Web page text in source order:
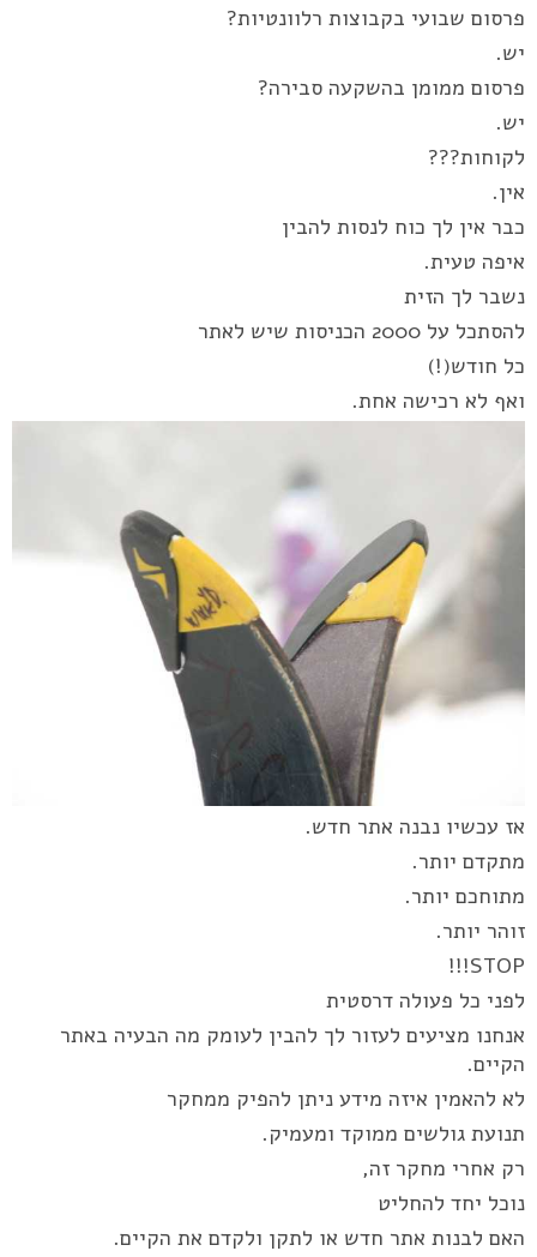
פרסום שבועי בקבוצות רלוונטיות?
יש.
פרסום ממומן בהשקעה סבירה?
יש.
לקוחות???
אין.
כבר אין לך כוח לנסות להבין
איפה טעית.
נשבר לך הזית
להסתכל על 2000 הכניסות שיש לאתר
כל חודש(!)
ואף לא רכישה אחת.
אז עכשיו נבנה אתר חדש.
מתקדם יותר.
מתוחכם יותר.
זוהר יותר.
STOP!!!
לפני כל פעולה דרסטית
אנחנו מציעים לעזור לך להבין לעומק מה הבעיה באתר
הקיים.
לא להאמין איזה מידע ניתן להפיק ממחקר
תנועת גולשים ממוקד ומעמיק.
רק אחרי מחקר זה,
נוכל יחד להחליט
האם לבנות אתר חדש או לתקן ולקדם את הקיים.